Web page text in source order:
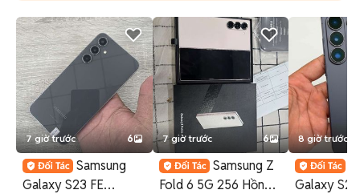
7 giờ trước 6
Samsung
Galaxy S23 FE
7 giờ trước 6
Samsung Z
Fold 6 5G 256 Hồng
8 giờ trước
Galaxy